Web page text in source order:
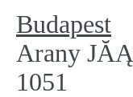
Budapest
Arany
1051